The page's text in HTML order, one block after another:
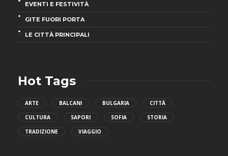
EVENTI E FESTIVITÀ
GITE FUORI PORTA
LE CITTÀ PRINCIPALI
Hot Tags
ARTE BALCANI BULGARIA
CITTÀ
CULTURA
SAPORI SOFIA
STORIA
TRADIZIONE
VIAGGIO